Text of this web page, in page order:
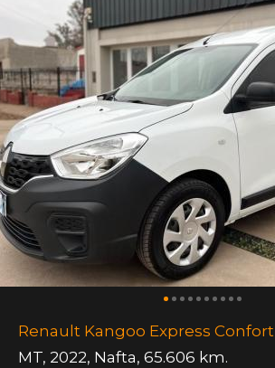
Renault Kangoo Express Confort
MT, 2022, Nafta, 65.606 km.